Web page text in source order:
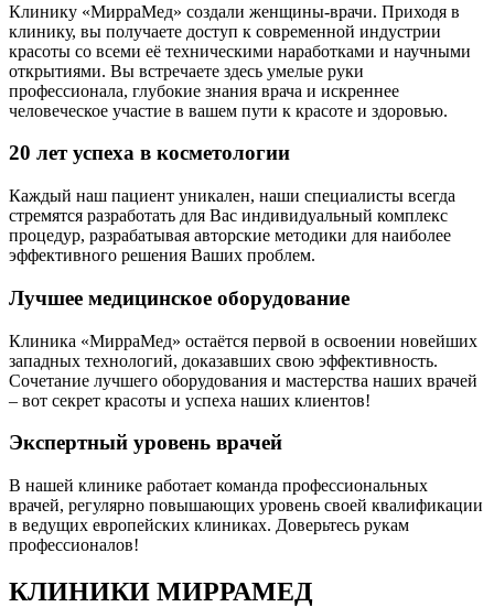
Клинику «МирраМед» создали женщины-врачи. Приходя в
клинику, вы получаете доступ к современной индустрии
красоты со всеми её техническими наработками и научными
открытиями. Вы встречаете здесь умелые руки
профессионала, глубокие знания врача и искреннее
человеческое участие в вашем пути к красоте и здоровью.
20 лет успеха в косметологии
Каждый наш пациент уникален, наши специалисты всегда
стремятся разработать для Вас индивидуальный комплекс
процедур, разрабатывая авторские методики для наиболее
эффективного решения Ваших проблем.
Лучшее медицинское оборудование
Клиника «МирраМед» остаётся первой в освоении новейших
западных технологий, доказавших свою эффективность.
Сочетание лучшего оборудования и мастерства наших врачей
– вот секрет красоты и успеха наших клиентов!
Экспертный уровень врачей
В нашей клинике работает команда профессиональных
врачей, регулярно повышающих уровень своей квалификации
в ведущих европейских клиниках. Доверьтесь рукам
профессионалов!
КЛИНИКИ МИРРАМЕД